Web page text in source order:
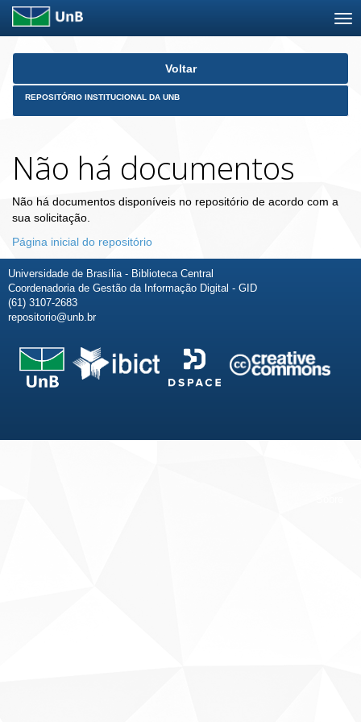
Skip
Voltar
REPOSITÓRIO INSTITUCIONAL DA UNB
Não há documentos
Não há documentos disponíveis no repositório de acordo com a
sua solicitação.
Página inicial do repositório
Universidade de Brasília - Biblioteca Central
Coordenadoria de Gestão da Informação Digital - GID
(61) 3107-2683
repositorio@unb.br